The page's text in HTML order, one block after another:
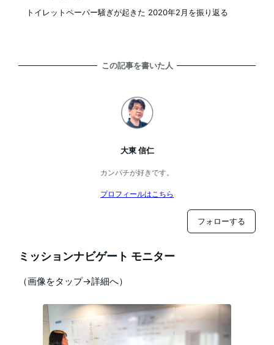
トイレットペーパー騒ぎが起きた 2020年2月を振り返る
この記事を書いた人
大東 信仁
カンパチが好きです。
プロフィールはこちら
フォローする
ミッションナビゲート モニター
（画像をタップ→詳細へ）